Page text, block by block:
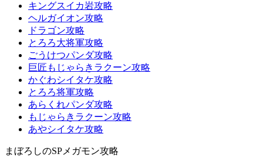
キングスイカ岩攻略
ヘルガイオン攻略
ドラゴン攻略
とろろ大将軍攻略
ごうけつパンダ攻略
巨匠もじゃらきラクーン攻略
かぐわシイタケ攻略
とろろ将軍攻略
あらくれパンダ攻略
もじゃらきラクーン攻略
あやシイタケ攻略
まぼろしのSPメガモン攻略